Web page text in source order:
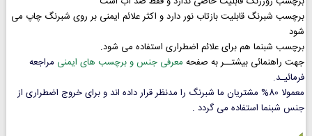
برچسب شبرنگ قابلیت بازتاب نور دارد و اکثر علائم ایمنی بر روی شبرنگ چاپ می
شود
برچسب شبنما هم برای علائم اضطراری استفاده می شود.
جهت راهنمائی بیشتــر به صفحه معرفی جنس و برچسب های ایمنی مراجعه
فرمائیـد.
معمولا 80% مشتریان ما شبرنگ را مدنظر قرار داده اند و برای خروج اضطراری از
جنس شبنما استفاده می گردد .